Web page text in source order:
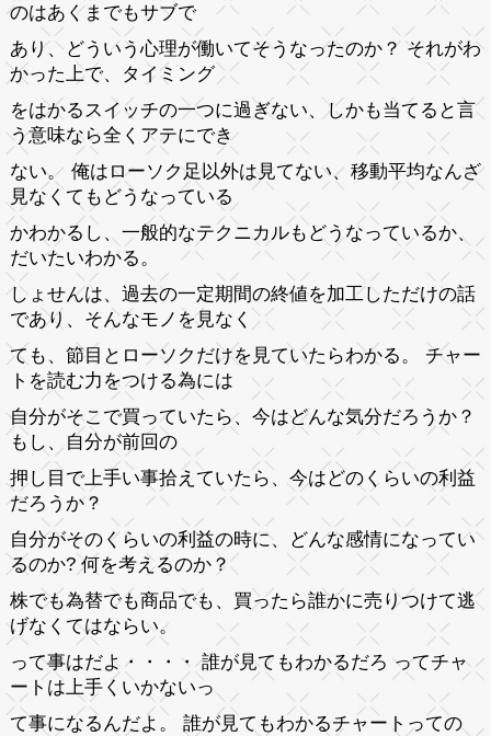
のはあくまでもサブで
あり、どういう心理が働いてそうなったのか？ それがわ
かった上で、タイミング
をはかるスイッチの一つに過ぎない、しかも当てると言
う意味なら全くアテにでき
ない。 俺はローソク足以外は見てない、移動平均なんざ
見なくてもどうなっている
かわかるし、一般的なテクニカルもどうなっているか、
だいたいわかる。
しょせんは、過去の一定期間の終値を加工しただけの話
であり、そんなモノを見なく
ても、節目とローソクだけを見ていたらわかる。 チャー
トを読む力をつける為には
自分がそこで買っていたら、今はどんな気分だろうか？
もし、自分が前回の
押し目で上手い事拾えていたら、今はどのくらいの利益
だろうか？
自分がそのくらいの利益の時に、どんな感情になってい
るのか? 何を考えるのか？
株でも為替でも商品でも、買ったら誰かに売りつけて逃
げなくてはならい。
って事はだよ・・・・ 誰が見てもわかるだろ ってチャ
ートは上手くいかないっ
て事になるんだよ。 誰が見てもわかるチャートっての